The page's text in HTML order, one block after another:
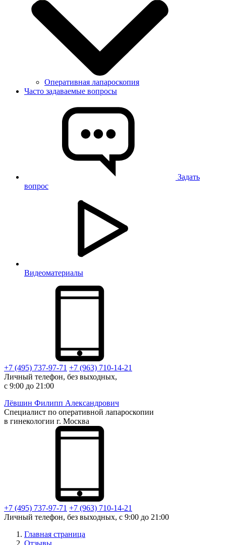
Оперативная лапароскопия
Часто задаваемые вопросы
Задать
вопрос
Видеоматериалы
+7 (495) 737-97-71 +7 (963) 710-14-21
Личный телефон, без выходных,
с 9:00 до 21:00
Лёвшин Филипп Александрович
Специалист по оперативной лапароскопии
в гинекологии г. Москва
+7 (495) 737-97-71 +7 (963) 710-14-21
Личный телефон, без выходных, с 9:00 до 21:00
Главная страница
Отзывы